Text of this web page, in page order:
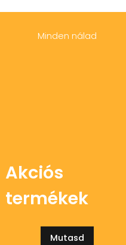
Minden nálad
Akciós
termékek
Mutasd